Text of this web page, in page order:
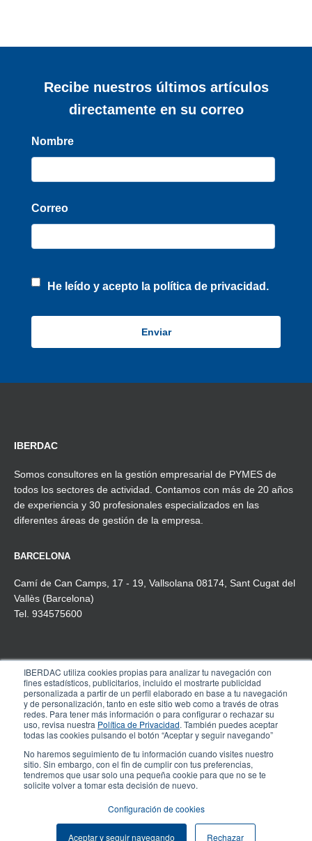
IBERDAC utiliza cookies propias para analizar tu navegación con
fines estadísticos, publicitarios, incluido el mostrarte publicidad
personalizada a partir de un perfil elaborado en base a tu navegación
y de personalización, tanto en este sitio web como a través de otras
redes. Para tener más información o para configurar o rechazar su
uso, revisa nuestra Política de Privacidad. También puedes aceptar
todas las cookies pulsando el botón “Aceptar y seguir navegando”
No haremos seguimiento de tu información cuando visites nuestro
sitio. Sin embargo, con el fin de cumplir con tus preferencias,
tendremos que usar solo una pequeña cookie para que no se te
solicite volver a tomar esta decisión de nuevo.
Configuración de cookies
Aceptar y seguir navegando Rechazar
Recibe nuestros últimos artículos
directamente en su correo
Nombre
Correo
He leído y acepto la política de privacidad.
IBERDAC
Somos consultores en la gestión empresarial de PYMES de
todos los sectores de actividad. Contamos con más de 20 años
de experiencia y 30 profesionales especializados en las
diferentes áreas de gestión de la empresa.
BARCELONA
Camí de Can Camps, 17 - 19, Vallsolana 08174, Sant Cugat del
Vallès (Barcelona)
Tel. 934575600
MADRID
Pº de la Castellana, 91, 4º-1ª
28046 Madrid
Tel. 910 608 737
© COPYRIGHT IBERDAC 2025 – Todos los